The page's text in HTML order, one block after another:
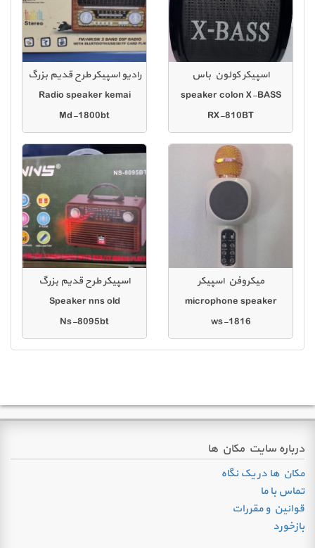
اسپیکر کولون باس
speaker colon X-BASS
RX-810BT
رادیو اسپیکر طرح قدیم بزرگ
Radio speaker kemai
Md-1800bt
میکروفن اسپیکر
microphone speaker
ws-1816
اسپیکر طرح قدیم بزرگ
Speaker nns old
Ns-8095bt
درباره سایت مکان ها
مکان ها در یک نگاه
تماس با ما
قوانین و مقررات
بازخورد